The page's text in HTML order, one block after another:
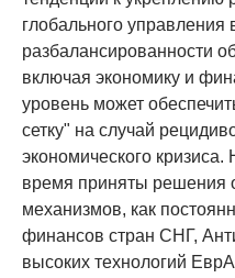
глобального управления
разбалансированности
включая экономику и
уровень может
сетку" на случай
экономического
время приняты решения
механизмов, как
финансов стран СНГ,
высоких технологий